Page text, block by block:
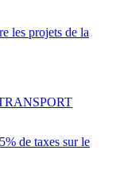
les projets de la
de taxes sur le